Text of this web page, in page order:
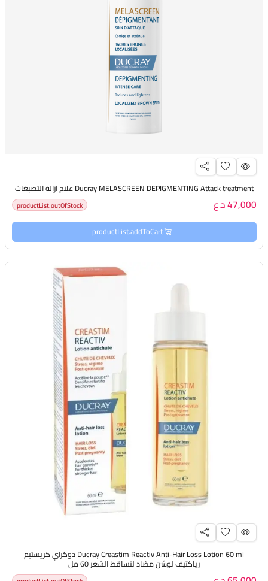
Ducray MELASCREEN DEPIGMENTING Attack treatment علاج ازالة التصبغات
47,000 د.ع productList.outOfStock
productList.addToCart
Ducray Creastim Reactiv Anti-Hair Loss Lotion 60 ml دوكراي كريستيم
رياكتيف لوشن مضاد لتساقط الشعر 60 مل